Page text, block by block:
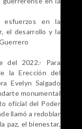
esfuerzos en la
el desarrollo y la
del 2022.- Para
la Erección del
Evelyn Salgado
monumental
oficial del Poder
llamó a redoblar
paz, el bienestar,